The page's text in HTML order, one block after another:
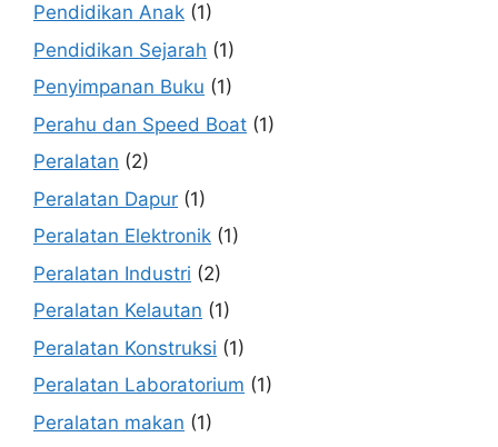
Pendidikan Anak (1)
Pendidikan Sejarah (1)
Penyimpanan Buku (1)
Perahu dan Speed Boat (1)
Peralatan (2)
Peralatan Dapur (1)
Peralatan Elektronik (1)
Peralatan Industri (2)
Peralatan Kelautan (1)
Peralatan Konstruksi (1)
Peralatan Laboratorium (1)
Peralatan makan (1)